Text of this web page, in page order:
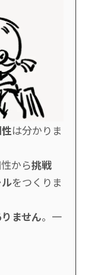
は分かりま
から挑戦
をつくりま
ません。一